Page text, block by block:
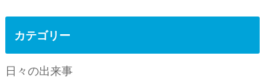
カテゴリー
日々の出来事